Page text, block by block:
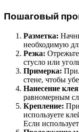
Пошаговый
Разметка:
необходимую
Резка:
стусло или
Примерка:
стене, чтобы
Нанесение
равномерным
Крепление:
используете
Если